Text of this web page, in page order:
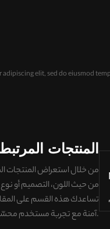
elit, sed do eiusmod
المنتجات
من خلال استعراض المنتجات
من حيث اللون، التصميم أو
تساعدك هذه القسم على
آمنةمع تجربة مستخدم محسّنة في موقع رجاء الخليج.